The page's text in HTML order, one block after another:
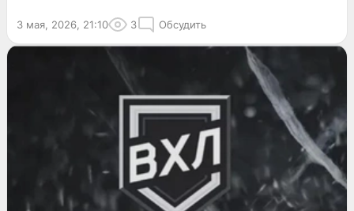
3 мая, 2026, 21:10 3 Обсудить